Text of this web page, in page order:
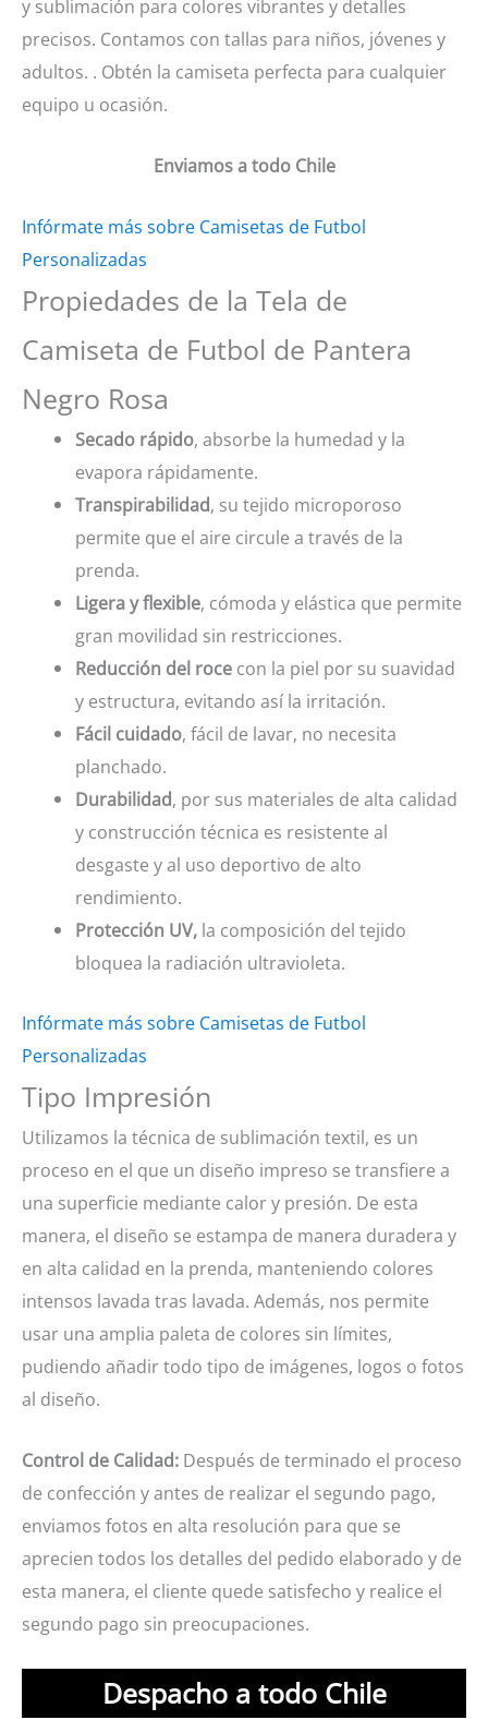
y sublimación para colores vibrantes y detalles
precisos. Contamos con tallas para niños, jóvenes y
adultos. . Obtén la camiseta perfecta para cualquier
equipo u ocasión.
Enviamos a todo Chile
Infórmate más sobre Camisetas de Futbol
Personalizadas
Propiedades de la Tela de
Camiseta de Futbol de Pantera
Negro Rosa
Secado rápido, absorbe la humedad y la
evapora rápidamente.
Transpirabilidad, su tejido microporoso
permite que el aire circule a través de la
prenda.
Ligera y flexible, cómoda y elástica que permite
gran movilidad sin restricciones.
Reducción del roce con la piel por su suavidad
y estructura, evitando así la irritación.
Fácil cuidado, fácil de lavar, no necesita
planchado.
Durabilidad, por sus materiales de alta calidad
y construcción técnica es resistente al
desgaste y al uso deportivo de alto
rendimiento.
Protección UV, la composición del tejido
bloquea la radiación ultravioleta.
Infórmate más sobre Camisetas de Futbol
Personalizadas
Tipo Impresión
Utilizamos la técnica de sublimación textil, es un
proceso en el que un diseño impreso se transfiere a
una superficie mediante calor y presión. De esta
manera, el diseño se estampa de manera duradera y
en alta calidad en la prenda, manteniendo colores
intensos lavada tras lavada. Además, nos permite
usar una amplia paleta de colores sin límites,
pudiendo añadir todo tipo de imágenes, logos o fotos
al diseño.
Control de Calidad: Después de terminado el proceso
de confección y antes de realizar el segundo pago,
enviamos fotos en alta resolución para que se
aprecien todos los detalles del pedido elaborado y de
esta manera, el cliente quede satisfecho y realice el
segundo pago sin preocupaciones.
Despacho a todo Chile